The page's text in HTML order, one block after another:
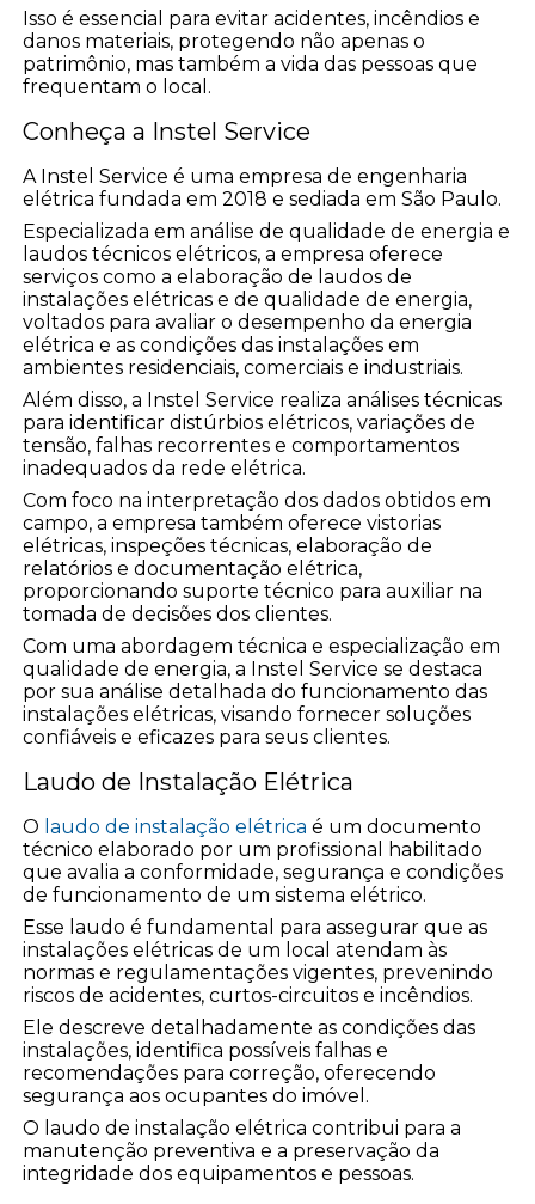
Isso é essencial para evitar acidentes, incêndios e
danos materiais, protegendo não apenas o
patrimônio, mas também a vida das pessoas que
frequentam o local.
Conheça a Instel Service
A Instel Service é uma empresa de engenharia
elétrica fundada em 2018 e sediada em São Paulo.
Especializada em análise de qualidade de energia e
laudos técnicos elétricos, a empresa oferece
serviços como a elaboração de laudos de
instalações elétricas e de qualidade de energia,
voltados para avaliar o desempenho da energia
elétrica e as condições das instalações em
ambientes residenciais, comerciais e industriais.
Além disso, a Instel Service realiza análises técnicas
para identificar distúrbios elétricos, variações de
tensão, falhas recorrentes e comportamentos
inadequados da rede elétrica.
Com foco na interpretação dos dados obtidos em
campo, a empresa também oferece vistorias
elétricas, inspeções técnicas, elaboração de
relatórios e documentação elétrica,
proporcionando suporte técnico para auxiliar na
tomada de decisões dos clientes.
Com uma abordagem técnica e especialização em
qualidade de energia, a Instel Service se destaca
por sua análise detalhada do funcionamento das
instalações elétricas, visando fornecer soluções
confiáveis e eficazes para seus clientes.
Laudo de Instalação Elétrica
O laudo de instalação elétrica é um documento
técnico elaborado por um profissional habilitado
que avalia a conformidade, segurança e condições
de funcionamento de um sistema elétrico.
Esse laudo é fundamental para assegurar que as
instalações elétricas de um local atendam às
normas e regulamentações vigentes, prevenindo
riscos de acidentes, curtos-circuitos e incêndios.
Ele descreve detalhadamente as condições das
instalações, identifica possíveis falhas e
recomendações para correção, oferecendo
segurança aos ocupantes do imóvel.
O laudo de instalação elétrica contribui para a
manutenção preventiva e a preservação da
integridade dos equipamentos e pessoas.